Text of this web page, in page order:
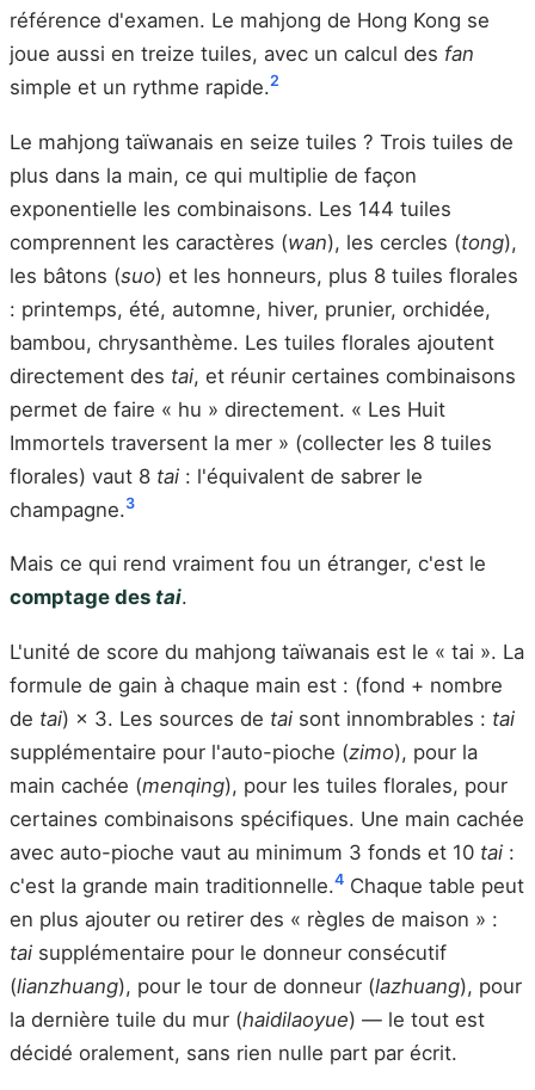
référence d'examen. Le mahjong de Hong Kong se
joue aussi en treize tuiles, avec un calcul des fan
simple et un rythme rapide.2
Le mahjong taïwanais en seize tuiles ? Trois tuiles de
plus dans la main, ce qui multiplie de façon
exponentielle les combinaisons. Les 144 tuiles
comprennent les caractères (wan), les cercles (tong),
les bâtons (suo) et les honneurs, plus 8 tuiles florales
: printemps, été, automne, hiver, prunier, orchidée,
bambou, chrysanthème. Les tuiles florales ajoutent
directement des tai, et réunir certaines combinaisons
permet de faire « hu » directement. « Les Huit
Immortels traversent la mer » (collecter les 8 tuiles
florales) vaut 8 tai : l'équivalent de sabrer le
champagne.3
Mais ce qui rend vraiment fou un étranger, c'est le
comptage des tai.
L'unité de score du mahjong taïwanais est le « tai ». La
formule de gain à chaque main est : (fond + nombre
de tai) × 3. Les sources de tai sont innombrables : tai
supplémentaire pour l'auto-pioche (zimo), pour la
main cachée (menqing), pour les tuiles florales, pour
certaines combinaisons spécifiques. Une main cachée
avec auto-pioche vaut au minimum 3 fonds et 10 tai :
c'est la grande main traditionnelle.4 Chaque table peut
en plus ajouter ou retirer des « règles de maison » :
tai supplémentaire pour le donneur consécutif
(lianzhuang), pour le tour de donneur (lazhuang), pour
la dernière tuile du mur (haidilaoyue) — le tout est
décidé oralement, sans rien nulle part par écrit.